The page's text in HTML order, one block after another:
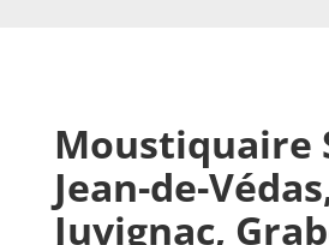
Moustiquaire
Jean-de-Védas
Juvignac,